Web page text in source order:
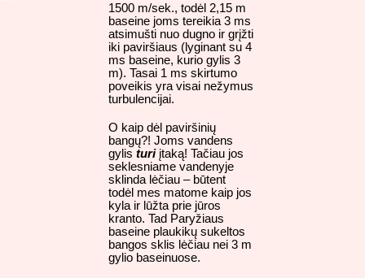
1500 m/sek., todėl 2,15 m
baseine joms tereikia 3 ms
atsimušti nuo dugno ir grįžti
iki paviršiaus (lyginant su 4
ms baseine, kurio gylis 3
m). Tasai 1 ms skirtumo
poveikis yra visai nežymus
turbulencijai.
O kaip dėl paviršinių
bangų?! Joms vandens
gylis turiįtaką! Tačiau jos
seklesniame vandenyje
sklinda lėčiau – būtent
todėl mes matome kaip jos
kyla ir lūžta prie jūros
kranto. Tad Paryžiaus
baseine plaukikų sukeltos
bangos sklis lėčiau nei 3 m
gylio baseinuose.